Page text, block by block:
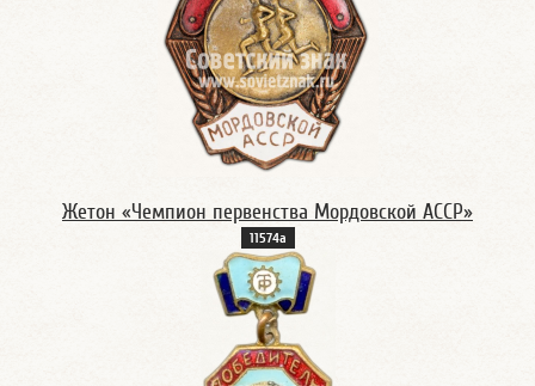
Жетон «Чемпион первенства Мордовской АССР»
11574а